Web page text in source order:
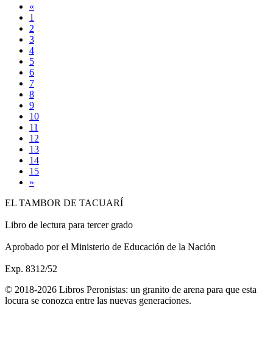
«
1
2
3
4
5
6
7
8
9
10
11
12
13
14
15
»
EL TAMBOR DE TACUARÍ
Libro de lectura para tercer grado
Aprobado por el Ministerio de Educación de la Nación
Exp. 8312/52
© 2018-2026 Libros Peronistas: un granito de arena para que esta
locura se conozca entre las nuevas generaciones.